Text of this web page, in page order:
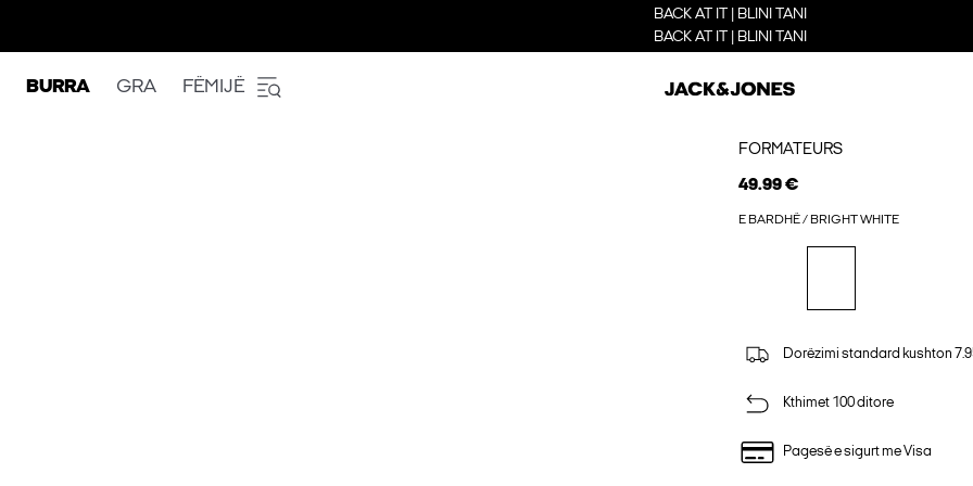
BACK AT IT | BLINI TANI
BACK AT IT | BLINI TANI
BURRA GRA FËMIJË
FORMATEURS
49.99 €
E BARDHË / BRIGHT WHITE
Dorëzimi standard kushton
Kthimet 100 ditore
Pagesë e sigurt me Visa